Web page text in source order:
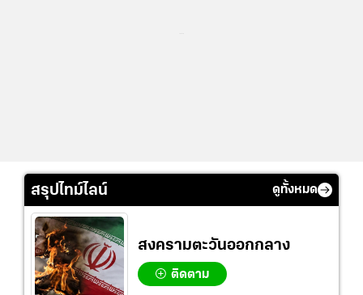
สรุปไทม์ไลน์ ดูทั้งหมด
สงครามตะวันออกกลาง
ติดตาม